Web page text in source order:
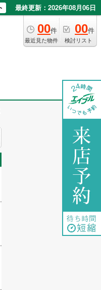
最終更新：2026年08月06日
00件
最近見た物件
00件
検討リスト